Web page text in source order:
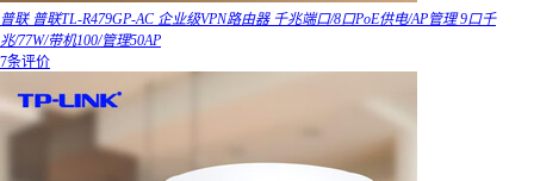
普联 普联TL-R479GP-AC 企业级VPN路由器 千兆端口/8口PoE供电/AP管理 9口千
兆/77W/带机100/管理50AP
7条评价